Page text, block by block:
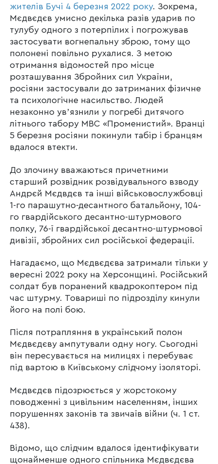
жителів Бучі 4 березня 2022 року. Зокрема,
Мєдвєдєв умисно декілька разів ударив по
тулубу одного з потерпілих і погрожував
застосувати вогнепальну зброю, тому що
полонені повільно рухалися. З метою
отримання відомостей про місце
розташування Збройних сил України,
росіяни застосували до затриманих фізичне
та психологічне насильство. Людей
незаконно увʼязнили у погребі дитячого
літнього табору МВС «Променистий». Вранці
5 березня росіяни покинули табір і бранцям
вдалося втекти.
До злочину вважаються причетними
старший розвідник розвідувального взводу
Андрєй Мєдвдєв та інші військовослужбовці
1-го парашутно-десантного батальйону, 104-
го гвардійського десантно-штурмового
полку, 76-ї гвардійської десантно-штурмової
дивізії, збройних сил російської федерації.
Нагадаємо, що Мєдвєдєва затримали тільки у
вересні 2022 року на Херсонщині. Російський
солдат був поранений квадрокоптером під
час штурму. Товариші по підрозділу кинули
його на полі бою.
Після потрапляння в український полон
Мєдвєдєву ампутували одну ногу. Сьогодні
він пересувається на милицях і перебуває
під вартою в Київському слідчому ізоляторі.
Мєдвєдєв підозрюється у жорстокому
поводженні з цивільним населенням, інших
порушеннях законів та звичаїв війни (ч. 1 ст.
438).
Відомо, що слідчим вдалося ідентифікувати
щонайменше одного спільника Мєдвєдєва